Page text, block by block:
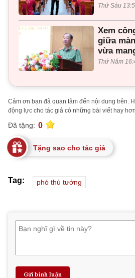
Thứ Sáu
Xem
giữa
vừa
Thứ Năm
Cảm ơn bạn đã quan tâm đến nội dung trên.
động lực cho tác giả có những bài viết hay
Đã tặng: 0
Tặng sao cho tác giả
Tag: phó thủ tướng
Gửi bình luận